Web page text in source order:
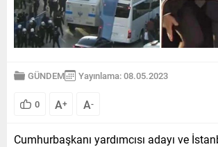
GÜNDEM Yayınlama: 08.05.2023
0 A+ A-
Cumhurbaşkanı yardımcısı adayı ve